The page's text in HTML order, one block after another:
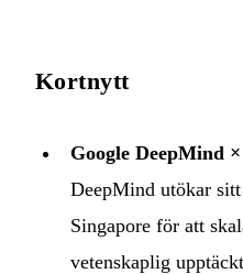
Kortnytt
Google DeepMind
DeepMind utökar
Singapore för att
vetenskaplig